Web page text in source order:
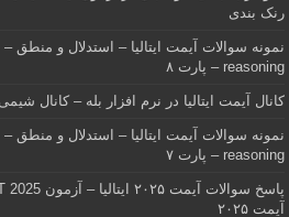
رنک بندی
reasoning – پارت ۸
کانال آیمت ایتالیا در نرم افزار بله – کانال
reasoning – پارت ۷
آیمت ۲۰۲۵